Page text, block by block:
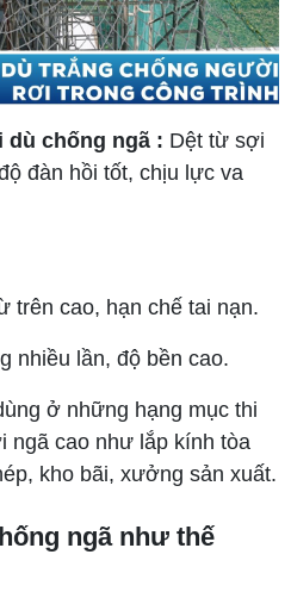
chống ngã : Dệt từ sợi
đàn hồi tốt, chịu lực va
trên cao, hạn chế tai nạn.
nhiều lần, độ bền cao.
ở những hạng mục thi
ngã cao như lắp kính tòa
kho bãi, xưởng sản xuất.
ngã như thế